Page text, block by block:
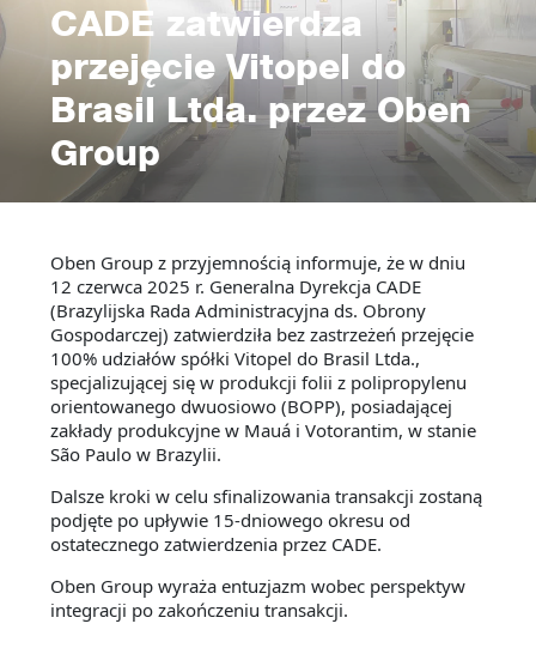
CADE zatwierdza
przejęcie Vitopel do
Brasil Ltda. przez Oben
Group
Oben Group z przyjemnością informuje, że w dniu
12 czerwca 2025 r. Generalna Dyrekcja CADE
(Brazylijska Rada Administracyjna ds. Obrony
Gospodarczej) zatwierdziła bez zastrzeżeń przejęcie
100% udziałów spółki Vitopel do Brasil Ltda.,
specjalizującej się w produkcji folii z polipropylenu
orientowanego dwuosiowo (BOPP), posiadającej
zakłady produkcyjne w Mauá i Votorantim, w stanie
São Paulo w Brazylii.
Dalsze kroki w celu sfinalizowania transakcji zostaną
podjęte po upływie 15-dniowego okresu od
ostatecznego zatwierdzenia przez CADE.
Oben Group wyraża entuzjazm wobec perspektyw
integracji po zakończeniu transakcji.